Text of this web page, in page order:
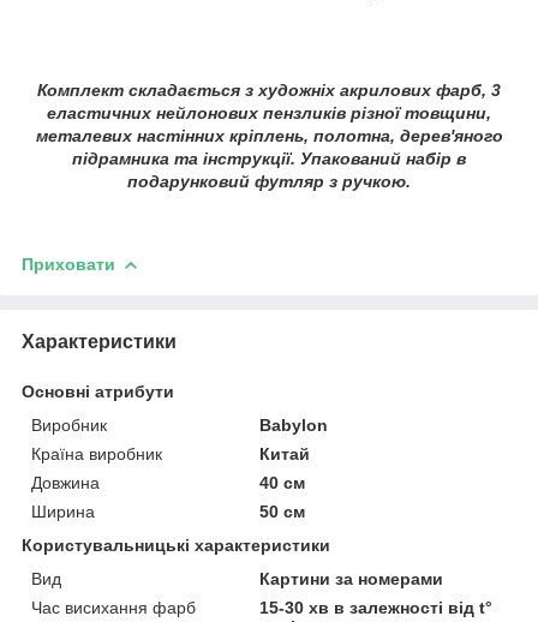
Комплект складається з художніх акрилових фарб, 3
еластичних нейлонових пензликів різної товщини,
металевих настінних кріплень, полотна, дерев'яного
підрамника та інструкції. Упакований набір в
подарунковий футляр з ручкою.
Приховати
Характеристики
Основні атрибути
Виробник
Babylon
Країна виробник
Китай
Довжина
40 см
Ширина
50 см
Користувальницькі характеристики
Вид
Картини за номерами
Час висихання фарб
15-30 хв в залежності від t°